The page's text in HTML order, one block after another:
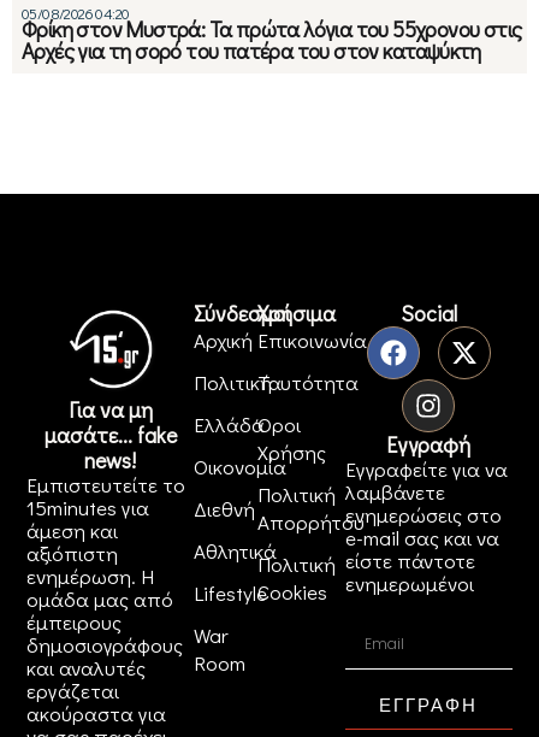
05/08/2026 04:20
Φρίκη στον Μυστρά: Τα πρώτα λόγια του 55χρονου στις
Αρχές για τη σορό του πατέρα του στον καταψύκτη
Για να μη
μασάτε... fake
news!
Εμπιστευτείτε το
15minutes για
άμεση και
αξιόπιστη
ενημέρωση. Η
ομάδα μας από
έμπειρους
δημοσιογράφους
και αναλυτές
εργάζεται
ακούραστα για
Σύνδεσμοι
Αρχική
Πολιτική
Ελλάδα
Οικονομία
Διεθνή
Αθλητικά
Lifestyle
War
Room
Χρήσιμα
Επικοινωνία
Ταυτότητα
Όροι
Χρήσης
Πολιτική
Απορρήτου
Πολιτική
Cookies
Social
Εγγραφή
Εγγραφείτε για να
λαμβάνετε
ενημερώσεις στο
e-mail σας και να
είστε πάντοτε
ενημερωμένοι
ΕΓΓΡΑΦΗ